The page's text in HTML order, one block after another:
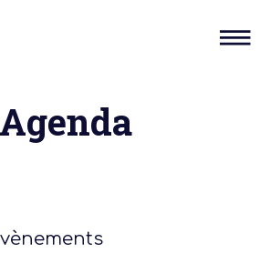
Agenda